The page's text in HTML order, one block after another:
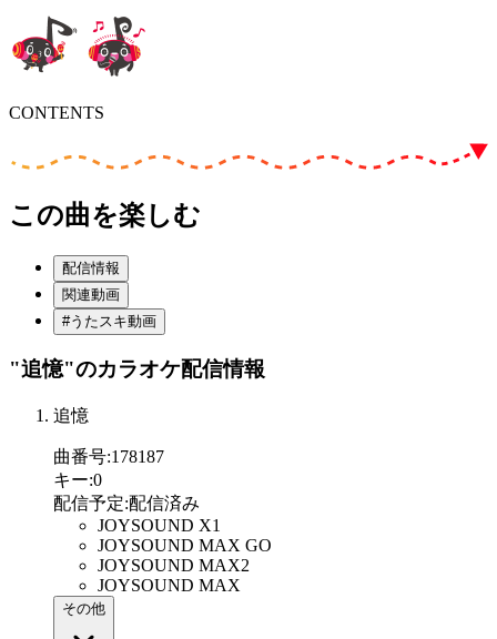
CONTENTS
この曲を楽しむ
配信情報
関連動画
#うたスキ動画
"追憶"のカラオケ配信情報
追憶
曲番号:178187
キー:0
配信予定:配信済み
JOYSOUND X1
JOYSOUND MAX GO
JOYSOUND MAX2
JOYSOUND MAX
その他